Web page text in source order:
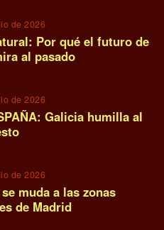
de 2026
Por qué el futuro de
al pasado
de 2026
Galicia humilla al
de 2026
muda a las zonas
de Madrid